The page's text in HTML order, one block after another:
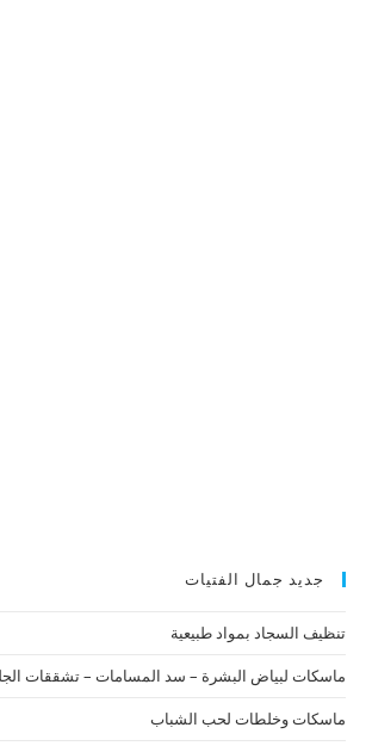
جديد جمال الفتيات
تنظيف السجاد بمواد طبيعية
ماسكات لبياض البشرة – سد المسامات – تشققات
ماسكات وخلطات لحب الشباب